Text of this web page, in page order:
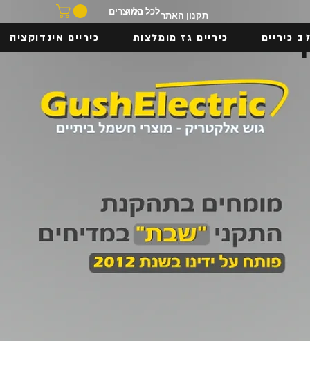
בלוג
לכל המוצרים
כיריים כיריים גז מומלצות כיריים אינדוקציה
תקנון האתר